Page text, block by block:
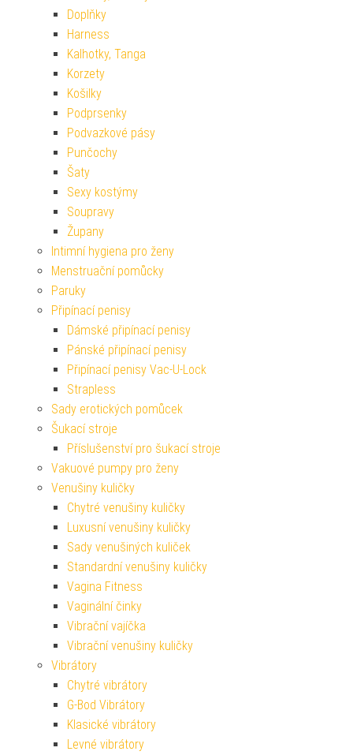
Doplňky
Harness
Kalhotky, Tanga
Korzety
Košilky
Podprsenky
Podvazkové pásy
Punčochy
Šaty
Sexy kostýmy
Soupravy
Župany
Intimní hygiena pro ženy
Menstruační pomůcky
Paruky
Připínací penisy
Dámské připínací penisy
Pánské připínací penisy
Připínací penisy Vac-U-Lock
Strapless
Sady erotických pomůcek
Šukací stroje
Příslušenství pro šukací stroje
Vakuové pumpy pro ženy
Venušiny kuličky
Chytré venušiny kuličky
Luxusní venušiny kuličky
Sady venušiných kuliček
Standardní venušiny kuličky
Vagina Fitness
Vaginální činky
Vibrační vajíčka
Vibrační venušiny kuličky
Vibrátory
Chytré vibrátory
G-Bod Vibrátory
Klasické vibrátory
Levné vibrátory